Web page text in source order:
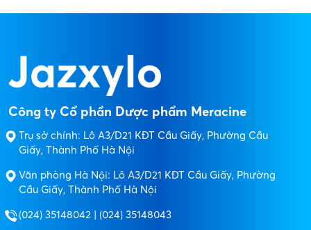
Công ty Cổ phần Dược phẩm Meracine
Trụ sở chính: Lô A3/D21 KĐT Cầu Giấy, Phường Cầu
Giấy, Thành Phố Hà Nội
Văn phòng Hà Nội: Lô A3/D21 KĐT Cầu Giấy, Phường
Cầu Giấy, Thành Phố Hà Nội
(024) 35148042 | (024) 35148043